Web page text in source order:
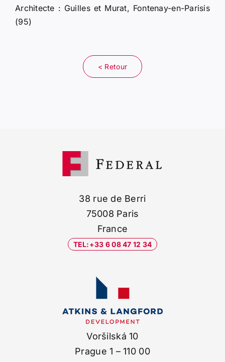
Architecte : Guilles et Murat, Fontenay-en-Parisis
(95)
< Retour
38 rue de Berri
75008 Paris
France
TEL:+33 6 08 47 12 34
Voršilská 10
Prague 1 – 110 00